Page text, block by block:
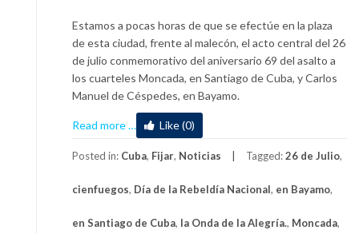
Estamos a pocas horas de que se efectúe en la plaza
de esta ciudad, frente al malecón, el acto central del 26
de julio conmemorativo del aniversario 69 del asalto a
los cuarteles Moncada, en Santiago de Cuba, y Carlos
Manuel de Céspedes, en Bayamo.
Read more
about
Cienfuegos
en
Maridé
López
… Like (0)
Posted in: Cuba, Fijar, Noticias Tagged:26 de Julio,
cienfuegos, Día de la Rebeldía Nacional, en Bayamo,
en Santiago de Cuba, la Onda de la Alegría., Moncada,